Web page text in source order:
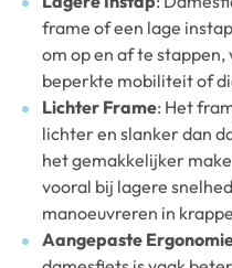
frame of een lage
om op en af te
beperkte mobiliteit of
Lichter Frame: Het
lichter en slanker dan
het gemakkelijker
vooral bij lagere
manoeuvreren in
Aangepaste